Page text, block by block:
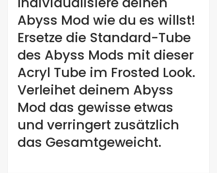
Abyss Mod wie du es willst!
Ersetze die Standard-Tube
des Abyss Mods mit dieser
Acryl Tube im Frosted Look.
Verleihet deinem Abyss
Mod das gewisse etwas
und verringert zusätzlich
das Gesamtgeweicht.